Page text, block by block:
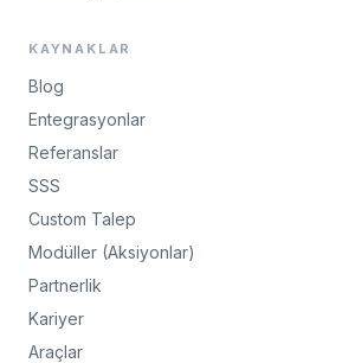
KAYNAKLAR
Blog
Entegrasyonlar
Referanslar
SSS
Custom Talep
Modüller (Aksiyonlar)
Partnerlik
Kariyer
Araçlar